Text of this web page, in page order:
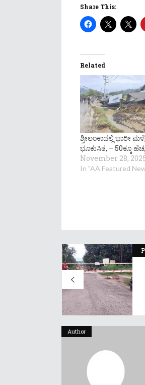
Share This:
Related
ಶ್ರೀಲಂಕಾದಲ್ಲಿ ಭಾರೀ
ಭೂಕುಸಿತ, – 50ಕ್ಕೂ
November 28,
In "AA Featured
Author